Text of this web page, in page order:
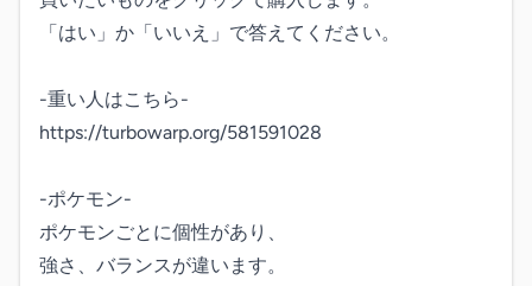
「はい」か「いいえ」で答えてください。
-重い人はこちら-
https://turbowarp.org/581591028
-ポケモン-
ポケモンごとに個性があり、
強さ、バランスが違います。